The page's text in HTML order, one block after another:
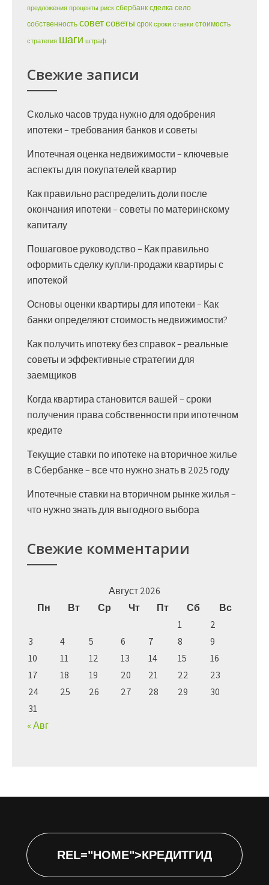
предложения проценты риск сбербанксделкасело
собственностьсоветсоветы срок сроки ставки стоимость
стратегия шаги штраф
Свежие записи
Сколько часов труда нужно для одобрения
ипотеки – требования банков и советы
Ипотечная оценка недвижимости – ключевые
аспекты для покупателей квартир
Как правильно распределить доли после
окончания ипотеки – советы по материнскому
капиталу
Пошаговое руководство – Как правильно
оформить сделку купли-продажи квартиры с
ипотекой
Основы оценки квартиры для ипотеки – Как
банки определяют стоимость недвижимости?
Как получить ипотеку без справок – реальные
советы и эффективные стратегии для
заемщиков
Когда квартира становится вашей – сроки
получения права собственности при ипотечном
кредите
Текущие ставки по ипотеке на вторичное жилье
в Сбербанке – все что нужно знать в 2025 году
Ипотечные ставки на вторичном рынке жилья –
что нужно знать для выгодного выбора
Свежие комментарии
Август 2026
Пн
Вт Ср Чт Пт Сб
Вс
1
2
3
4 5 6 7 8
9
10
11 12 13 14 15
16
17
18 19 20 21 22
23
24
25 26 27 28 29
30
31
« Авг
REL="HOME">КРЕДИТГИД